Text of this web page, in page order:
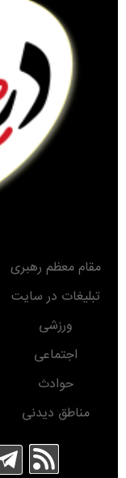
مقام معظم رهبری
تبلیغات در سایت
ورزشی
اجتماعی
حوادث
مناطق دیدنی